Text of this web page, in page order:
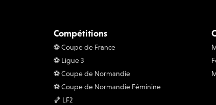
Compétitions
⚽️ Coupe de France
⚽️ Ligue 3
⚽️ Coupe de Normandie
⚽️ Coupe de Normandie Féminine